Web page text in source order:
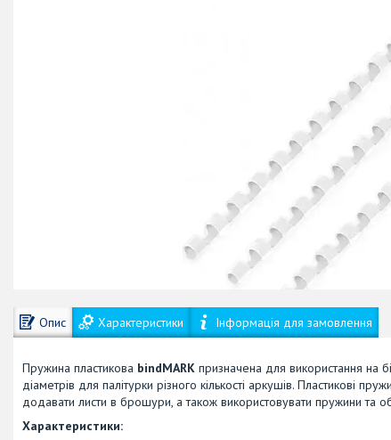
Опис Характеристики Інформація для замовлення
Пружина пластикова bindMARK призначена для використання на
діаметрів для палітурки різного кількості аркушів. Пластикові
додавати листи в брошури, а також використовувати пружини та
Характеристики: